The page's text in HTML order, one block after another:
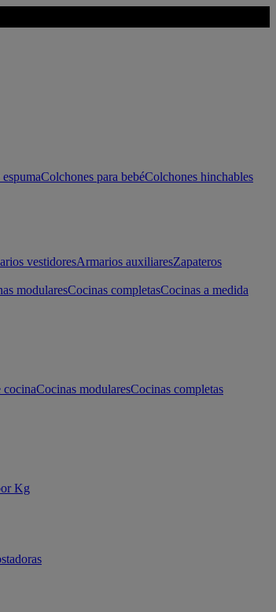
Colchones para bebéColchones hinchables
vestidoresArmarios auxiliaresZapateros
modularesCocinas completasCocinas a medida
cocinaCocinas modularesCocinas completas
Kg